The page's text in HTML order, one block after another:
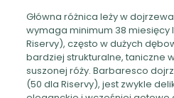
Główna różnica leży w
wymaga minimum 38 miesięcy
Riservy), często w dużych
bardziej strukturalne, taniczne
suszonej róży. Barbaresco
(50 dla Riservy), jest zwykle